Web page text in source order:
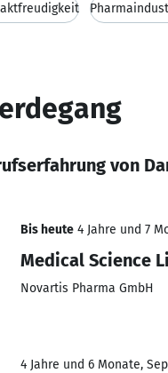
von
Bis heute 4 Jahre und 7
Medical Science
Novartis Pharma GmbH
4 Jahre und 6 Monate,